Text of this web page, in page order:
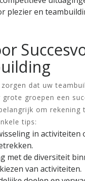
plezier en
dat uw
groepen een
om rekening
tips:
in activiteiten
met de diversiteit
van activiteiten.